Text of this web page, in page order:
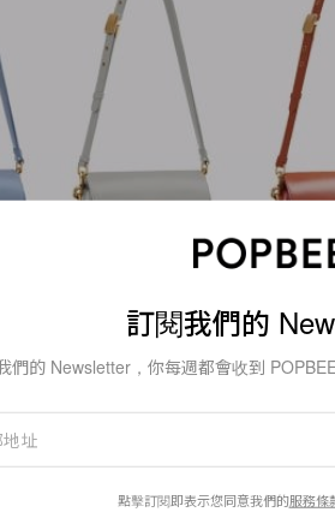
色的 Dior Bobby 也有新款式，輪
袋身選用了帶紋路的小牛皮製作，
訂閱我們的
們的 Newsletter，你每週都會收到
點擊訂閱即表示您同意我們的服務條